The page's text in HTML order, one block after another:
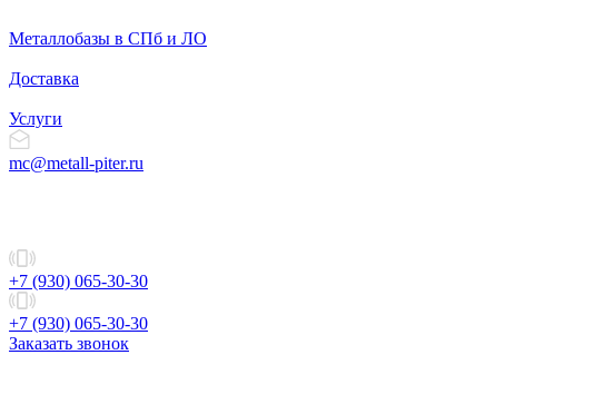
Металлобазы в СПб и ЛО
Доставка
Услуги
mc@metall-piter.ru
+7 (930) 065-30-30
+7 (930) 065-30-30
Заказать звонок